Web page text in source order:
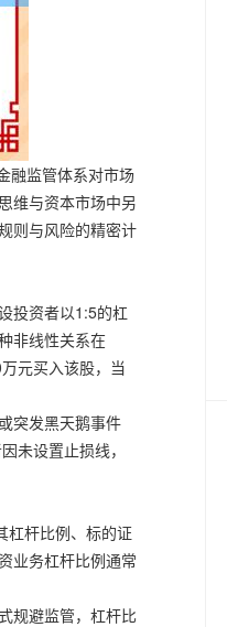
融监管体系对市场
维与资本市场中另
则与风险的精密计
投资者以1:5的杠
非线性关系在
元买入该股，当
突发黑天鹅事件
未设置止损线，
杠杆比例、标的证
业务杠杆比例通常
规避监管，杠杆比